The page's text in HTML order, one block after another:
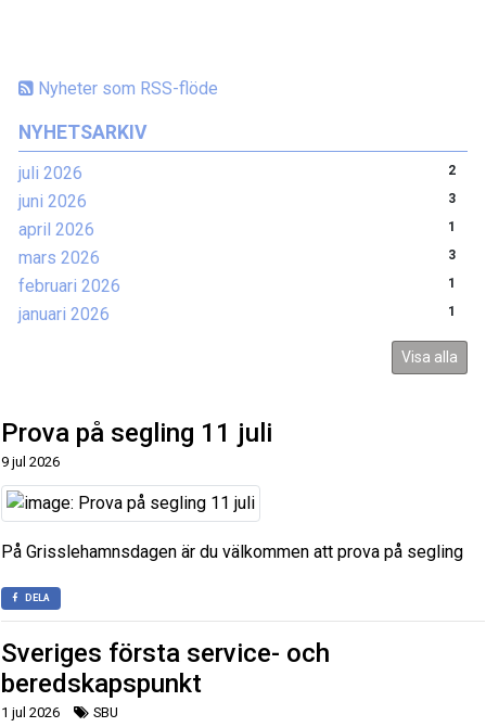
Nyheter som RSS-flöde
NYHETSARKIV
juli 2026 2
juni 2026 3
april 2026 1
mars 2026 3
februari 2026 1
januari 2026 1
Visa alla
Prova på segling 11 juli
9 jul 2026
På Grisslehamnsdagen är du välkommen att prova på segling
DELA
Sveriges första service- och
beredskapspunkt
1 jul 2026 SBU